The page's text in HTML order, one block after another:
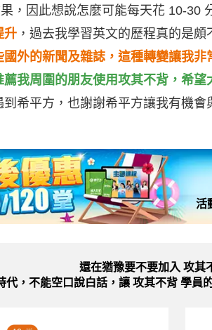
，因此想說怎麼可能每天花 10-30
升 ，過去我學習英文的歷程真的是頗
外的新聞及雜誌，這種轉變讓我非
薦我周圍的朋友使用攻其不背，希
希平方，也謝謝希平方讓我有機會
活
還在猶豫要不要加入 攻其
代，不能空口說白話，讓 攻其不背 學員